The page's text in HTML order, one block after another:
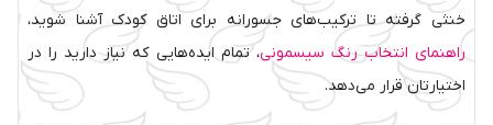
خنثی گرفته تا ترکیب‌های جسورانه برای اتاق کودک آشنا شوید،
راهنمای انتخاب رنگ سیسمونی، تمام ایده‌هایی که نیاز دارید را در
اختیارتان قرار می‌دهد.